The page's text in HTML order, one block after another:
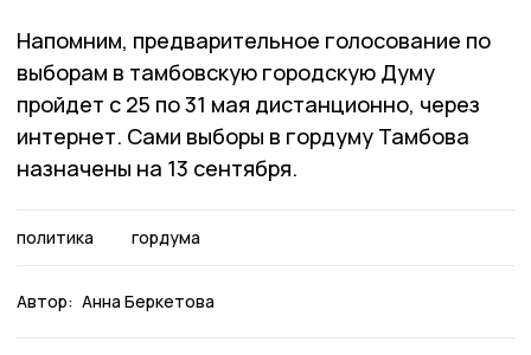
Напомним, предварительное голосование по
выборам в тамбовскую городскую Думу
пройдет с 25 по 31 мая дистанционно, через
интернет. Сами выборы в гордуму Тамбова
назначены на 13 сентября.
политика гордума
Автор: Анна Беркетова